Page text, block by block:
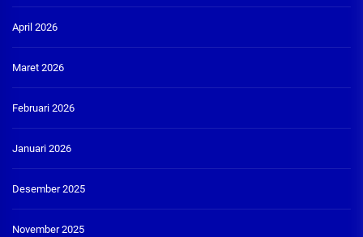
April 2026
Maret 2026
Februari 2026
Januari 2026
Desember 2025
November 2025